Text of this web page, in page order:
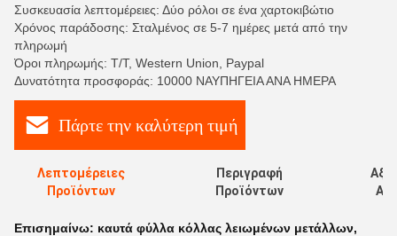
Συσκευασία λεπτομέρειες: Δύο ρόλοι σε ένα χαρτοκιβώτιο
Χρόνος παράδοσης: Σταλμένος σε 5-7 ημέρες μετά από την
πληρωμή
Όροι πληρωμής: T/T, Western Union, Paypal
Δυνατότητα προσφοράς: 10000 ΝΑΥΠΗΓΕΙΑ ΑΝΑ ΗΜΕΡΑ
Πάρτε την καλύτερη τιμή
Λεπτομέρειες
Προϊόντων
Περιγραφή
Προϊόντων
Επισημαίνω: καυτά φύλλα κόλλας λειωμένων μετάλλων,